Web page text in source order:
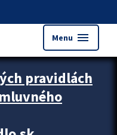
Menu menu
pravidlách